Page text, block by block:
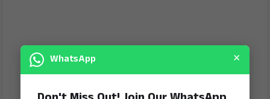
WhatsApp ×